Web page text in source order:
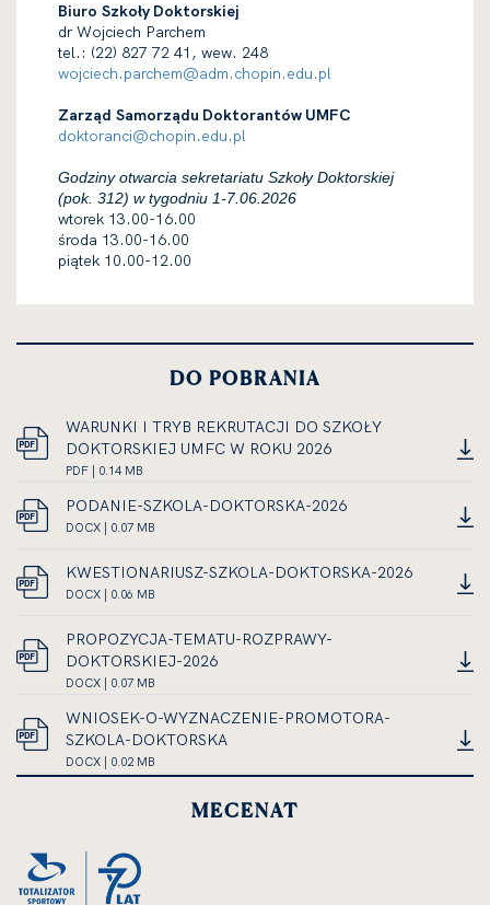
Biuro Szkoły Doktorskiej
dr Wojciech Parchem
tel.: (22) 827 72 41, wew. 248
wojciech.parchem@adm.chopin.edu.pl
Zarząd Samorządu Doktorantów UMFC
doktoranci@chopin.edu.pl
Godziny otwarcia sekretariatu Szkoły Doktorskiej
(pok. 312) w tygodniu 1-7.06.2026
wtorek 13.00-16.00
środa 13.00-16.00
piątek 10.00-12.00
DO POBRANIA
WARUNKI I TRYB REKRUTACJI DO SZKOŁY
DOKTORSKIEJ UMFC W ROKU 2026
PDF | 0.14 MB
ROZMIAR
PLIKU
MEGABAJTA
OTWIERA
SIĘ
NOWEJ
KARCIE
PODANIE-SZKOLA-DOKTORSKA-2026
DOCX | 0.07 MB
ROZMIAR
MEGABAJTA
OTWIERA
SIĘ
NOWEJ
KARCIE
KWESTIONARIUSZ-SZKOLA-DOKTORSKA-2026
DOCX | 0.06 MB
ROZMIAR
PLIKU
OTWIERA
SIĘ
W
KARCIE
PROPOZYCJA-TEMATU-ROZPRAWY-
DOKTORSKIEJ-2026
DOCX | 0.07 MB
ROZMIAR
PLIKU
OTWIERA
SIĘ
W
WNIOSEK-O-WYZNACZENIE-PROMOTORA-
SZKOLA-DOKTORSKA
DOCX | 0.02 MB
DOCX,
ROZMIAR
LINK
NOWEJ
KARCIE
MECENAT